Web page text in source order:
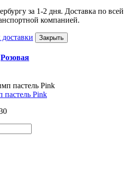
за 1-2 дня. Доставка по всей
компанией.
Закрыть
Розовая
Pink